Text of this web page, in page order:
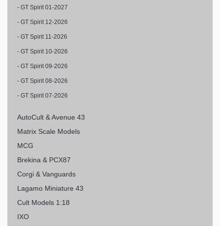
- GT Spirit 01-2027
- GT Spirit 12-2026
- GT Spirit 11-2026
- GT Spirit 10-2026
- GT Spirit 09-2026
- GT Spirit 08-2026
- GT Spirit 07-2026
AutoCult & Avenue 43
Matrix Scale Models
MCG
Brekina & PCX87
Corgi & Vanguards
Lagamo Miniature 43
Cult Models 1:18
IXO